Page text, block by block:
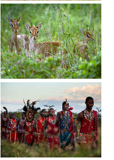
Show larger version
Show larger version